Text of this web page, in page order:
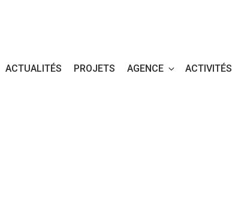
ACTUALITÉS PROJETS AGENCE ACTIVITÉS